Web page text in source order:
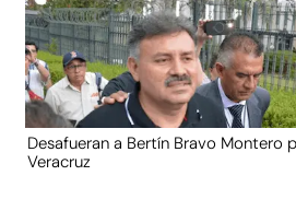
Desafueran a Bertín Bravo Montero
Veracruz